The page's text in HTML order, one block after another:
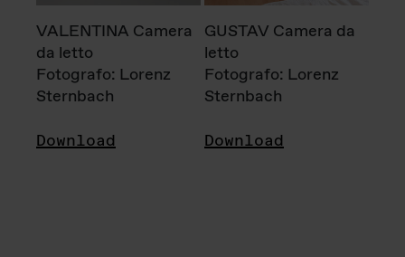
VALENTINA Camera
da letto
Fotografo: Lorenz
Sternbach
Download
GUSTAV Camera da
letto
Fotografo: Lorenz
Sternbach
Download